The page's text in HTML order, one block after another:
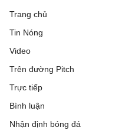
Trang chủ
Tin Nóng
Video
Trên đường Pitch
Trực tiếp
Bình luận
Nhận định bóng đá